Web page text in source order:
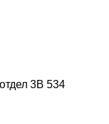
3В 534